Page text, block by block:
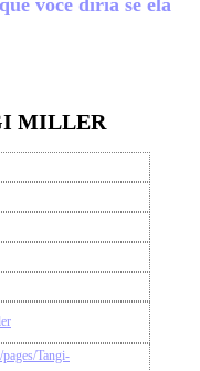
você diria se ela
MILLER
Tangi-